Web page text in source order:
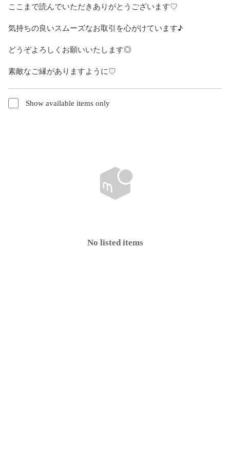
ここまで読んでいただきありがとうございます♡
気持ちの良いスムーズなお取引を心がけています♪
どうぞよろしくお願いいたします◎
素敵なご縁がありますように♡
Show available items only
No listed items